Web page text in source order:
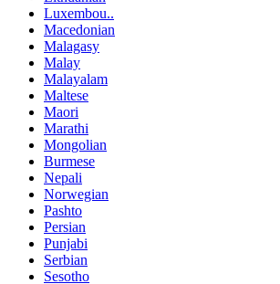
Luxembou..
Macedonian
Malagasy
Malay
Malayalam
Maltese
Maori
Marathi
Mongolian
Burmese
Nepali
Norwegian
Pashto
Persian
Punjabi
Serbian
Sesotho